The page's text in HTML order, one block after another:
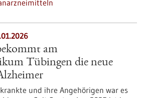
am
Tübingen die neue
und ihre Angehörigen war es